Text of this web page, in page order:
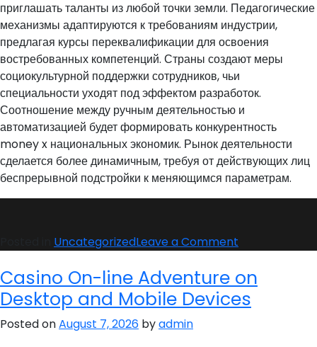
приглашать таланты из любой точки земли. Педагогические
механизмы адаптируются к требованиям индустрии,
предлагая курсы переквалификации для освоения
востребованных компетенций. Страны создают меры
социокультурной поддержки сотрудников, чьи
специальности уходят под эффектом разработок.
Соотношение между ручным деятельностью и
автоматизацией будет формировать конкурентность
money x национальных экономик. Рынок деятельности
сделается более динамичным, требуя от действующих лиц
беспрерывной подстройки к меняющимся параметрам.
UncategorizedLeave a Comment
такое
механизация
и
Casino On-line Adventure on
Desktop and Mobile Devices
Posted onAugust 7, 2026 byadmin